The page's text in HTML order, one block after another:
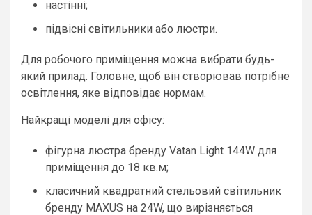
настінні;
підвісні світильники або люстри.
Для робочого приміщення можна вибрати будь-
який прилад. Головне, щоб він створював потрібне
освітлення, яке відповідає нормам.
Найкращі моделі для офісу:
фігурна люстра бренду Vatan Light 144W для
приміщення до 18 кв.м;
класичний квадратний стельовий світильник
бренду MAXUS на 24W, що вирізняється